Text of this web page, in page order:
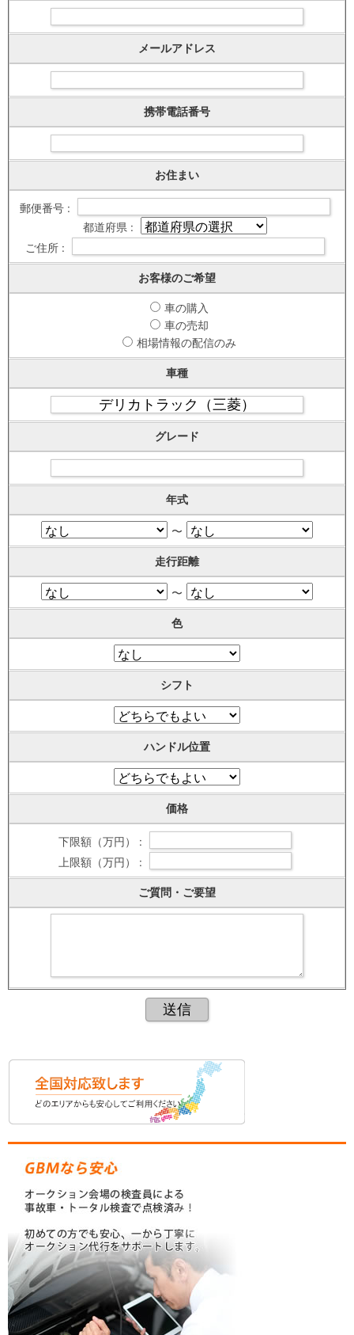
メールアドレス
携帯電話番号
お住まい
郵便番号 :
都道府県 :
ご住所 :
お客様のご希望
車の購入
車の売却
相場情報の配信のみ
車種
グレード
年式
〜
走行距離
〜
色
シフト
ハンドル位置
価格
下限額（万円） :
上限額（万円） :
ご質問・ご要望